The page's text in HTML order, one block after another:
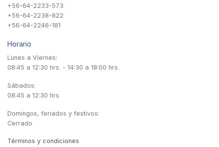
+56-64-2233-573
+56-64-2238-822
+56-64-2246-181
Horario
Lunes a Viernes:
08:45 a 12:30 hrs. - 14:30 a 18:00 hrs.
Sábados:
08:45 a 12:30 hrs
Domingos, feriados y festivos:
Cerrado
Términos y condiciones